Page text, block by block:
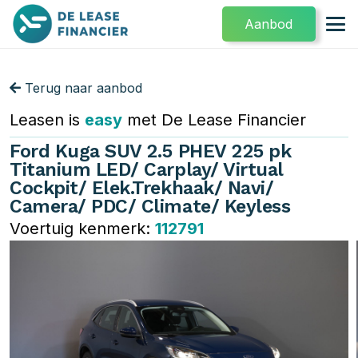
Aanbod
Terug naar aanbod
Leasen is easy met De Lease Financier
Ford Kuga SUV 2.5 PHEV 225 pk
Titanium LED/ Carplay/ Virtual
Cockpit/ Elek.Trekhaak/ Navi/
Camera/ PDC/ Climate/ Keyless
Voertuig kenmerk: 112791